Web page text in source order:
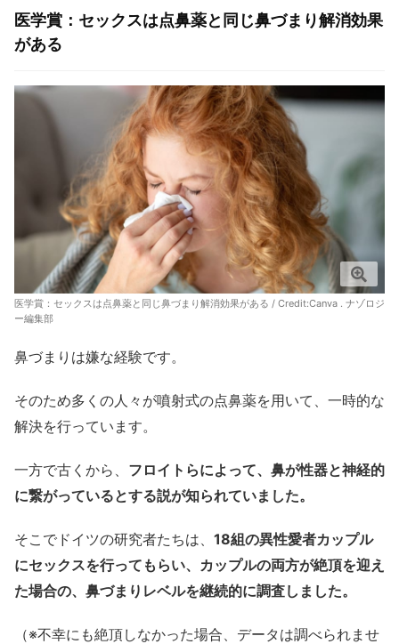
医学賞：セックスは点鼻薬と同じ鼻づまり解消効果
がある
医学賞：セックスは点鼻薬と同じ鼻づまり解消効果がある / Credit:Canva . ナゾロジ
ー編集部
鼻づまりは嫌な経験です。
そのため多くの人々が噴射式の点鼻薬を用いて、一時的な
解決を行っています。
一方で古くから、 フロイトらによって、鼻が性器と神経的
に繋がっているとする説が知られていました。
そこでドイツの研究者たちは、 18組の異性愛者カップル
にセックスを行ってもらい、カップルの両方が絶頂を迎え
た場合の、鼻づまりレベルを継続的に調査しました。
（※不幸にも絶頂しなかった場合、データは調べられませ